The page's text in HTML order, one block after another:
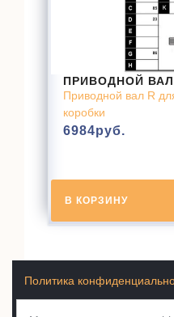
ПРИВОДНОЙ ВАЛ
Приводной вал R
коробки
6984руб.
В КОРЗИНУ
Политика